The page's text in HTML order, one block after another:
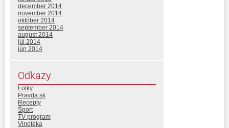
december 2014
november 2014
október 2014
september 2014
august 2014
júl 2014
jún 2014
Odkazy
Fotky
Pravda.sk
Recepty
Šport
TV program
Vinotéka